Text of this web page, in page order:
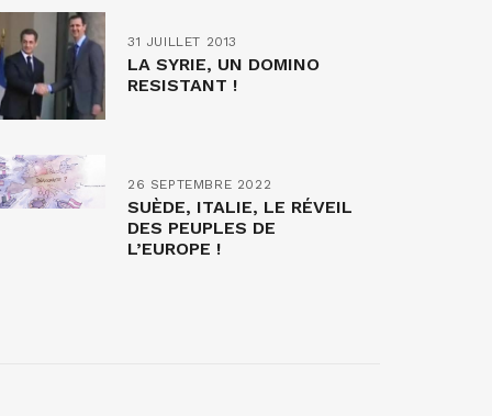
31 JUILLET 2013
LA SYRIE, UN DOMINO
RESISTANT !
26 SEPTEMBRE 2022
SUÈDE, ITALIE, LE RÉVEIL
DES PEUPLES DE
L’EUROPE !